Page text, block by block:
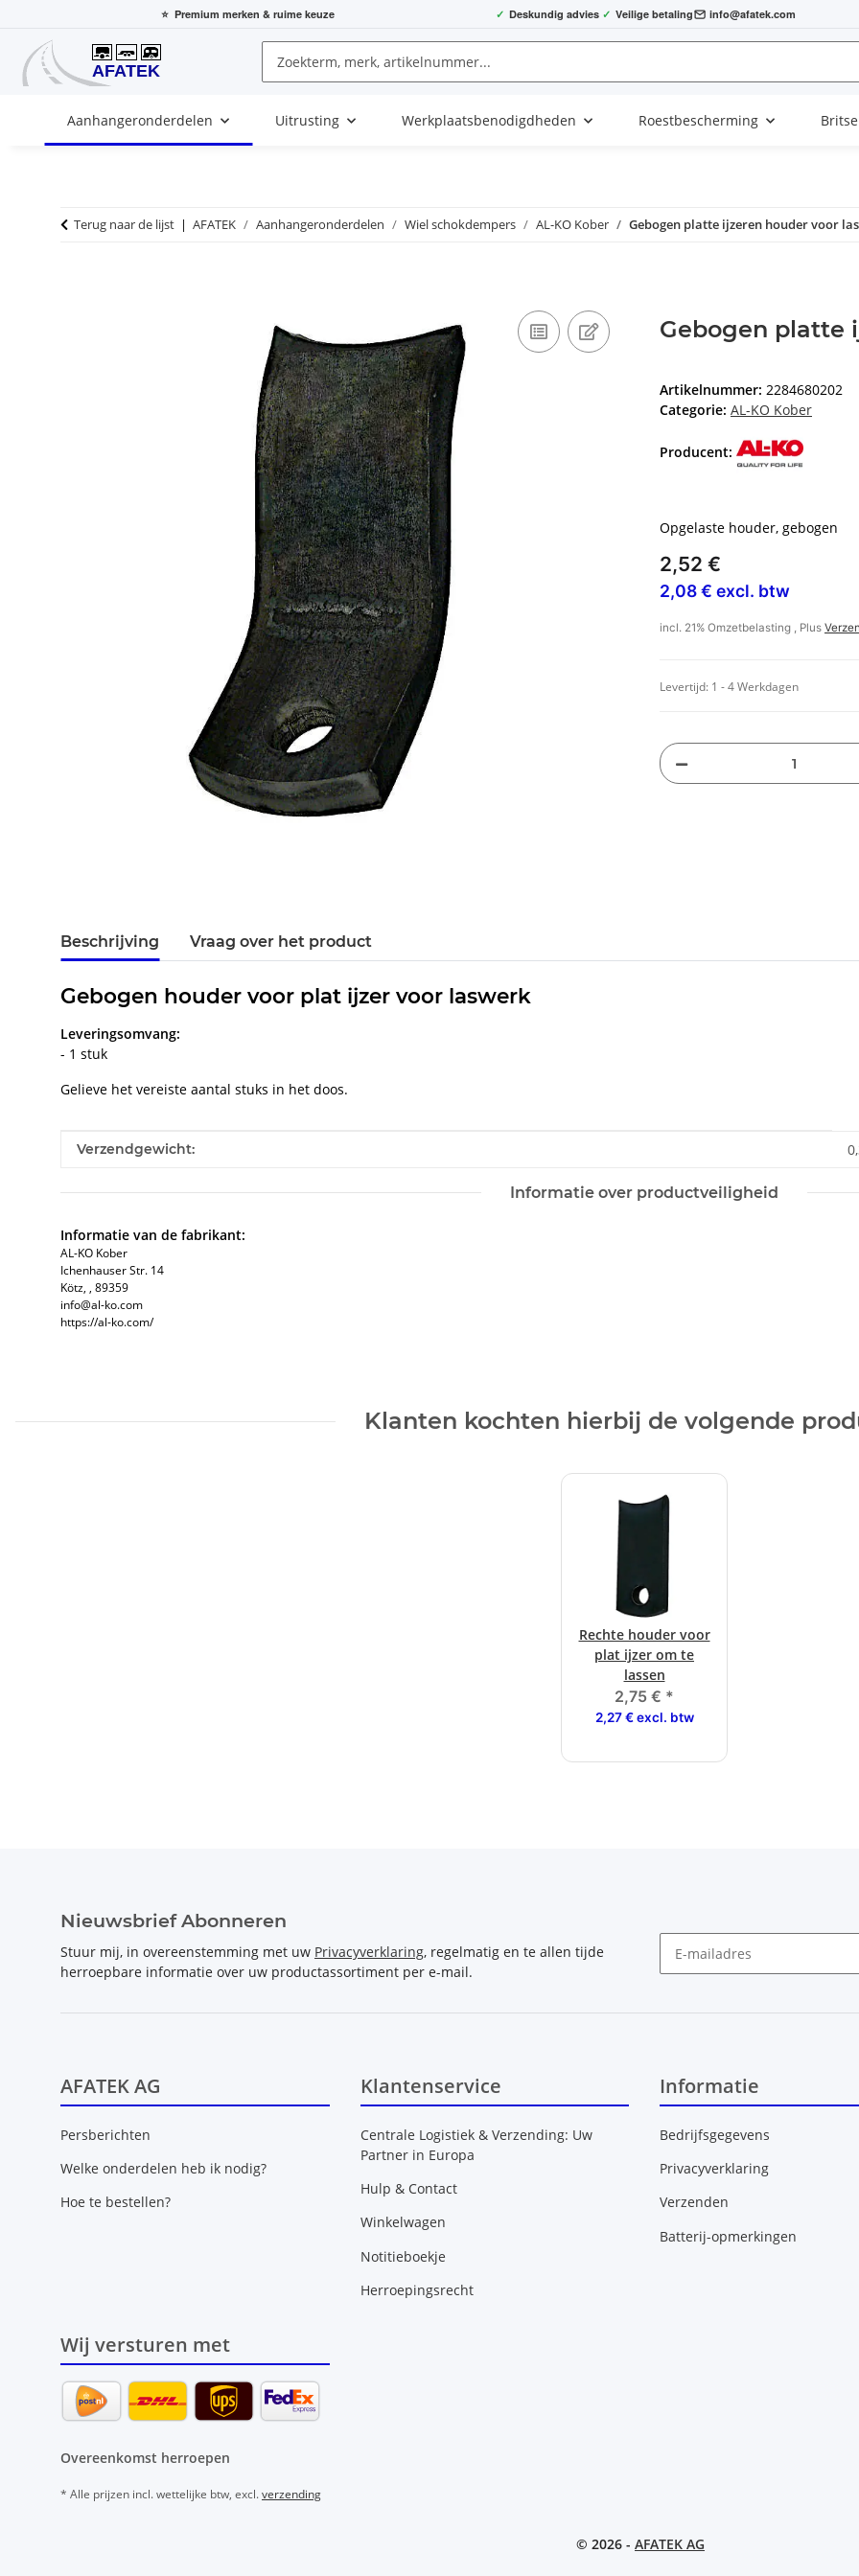
⭐ Premium merken & ruime keuze ✓ Deskundig advies ✓ Veilige betaling info@afatek.com
Aanhangeronderdelen Uitrusting Werkplaatsbenodigdheden Roestbescherming
Terug naar de lijst AFATEK Aanhangeronderdelen Wiel schokdempers AL-KO Kober Gebogen platte ijzeren houder voor
Gebogen platte
Artikelnummer: 2284680202
Categorie: AL-KO Kober
Producent:
Opgelaste houder, gebogen
2,52 €
2,08 € excl. btw
incl. 21% Omzetbelasting , Plus
Levertijd: 1 - 4 Werkdagen
Beschrijving Vraag over het product
Gebogen houder voor plat ijzer voor laswerk
Leveringsomvang:
- 1 stuk
Gelieve het vereiste aantal stuks in het doos.
#productDetails.itemInformation#
#productDetails.itemValue#
Verzendgewicht:
Informatie over productveiligheid
Informatie van de fabrikant:
AL-KO Kober
Ichenhauser Str. 14
Kötz, , 89359
info@al-ko.com
https://al-ko.com/
Klanten kochten hierbij de volgende
Rechte houder voor
plat ijzer om te
lassen
2,75 € *
2,27 € excl. btw
Nieuwsbrief Abonneren
Stuur mij, in overeenstemming met uw Privacyverklaring, regelmatig en te allen tijde
herroepbare informatie over uw productassortiment per e-mail.
AFATEK AG
Persberichten
Welke onderdelen heb ik nodig?
Hoe te bestellen?
Klantenservice
Centrale Logistiek & Verzending: Uw
Partner in Europa
Hulp & Contact
Winkelwagen
Notitieboekje
Herroepingsrecht
Informatie
Bedrijfsgegevens
Privacyverklaring
Verzenden
Batterij-opmerkingen
Wij versturen met
Overeenkomst herroepen
* Alle prijzen incl. wettelijke btw, excl.verzending
© 2026 - AFATEK AG